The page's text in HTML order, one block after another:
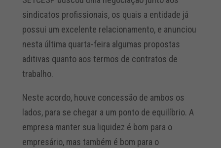
sindicatos profissionais, os quais a entidade já
possui um excelente relacionamento, e anunciou
nesta última quarta-feira algumas propostas
aditivas quanto aos termos de contratos de
trabalho.
Neste acordo, houve concessão de ambos os
lados, para se chegar a um ponto de equilíbrio. A
empresa manter sua liquidez é bom para o
empresário, mas também é bom para o